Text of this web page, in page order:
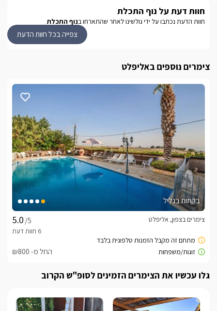
מפנקת אל מול נוף גלילי עוצר נשימה...המתחם במרחק נסיעה
קצר במיוחד מחופי הכנרת ומהמושבה הציורית ראש פינה.
בסביבתכם שלל מסלולי טיול, סוסים, ג'יפים, מסעדות איכותיות
נוף מהמתחם
בחורף
לרשותכם בחורף  מתחם ספא מחומם ומפנק הכולל ג'קוזי ספא
זרמים ענק ומקורה ולצידו סאונה יבשה ובר ישיבה מעוצב
כלול באירוח
ארוחות
חוות דעת על נוף התכלת
חוות הדעת נכתבו על ידי גולשינו לאחר שהתארחו בנוף התכלת
צפייה בכל חוות הדעת
צימרים נוספים באליפלט
בקתות בגליל
/5
צימרים בצפון, אליפלט
החל מ- ₪800
גלו עכשיו את הצימרים הזמינים לסופ"ש הקרוב